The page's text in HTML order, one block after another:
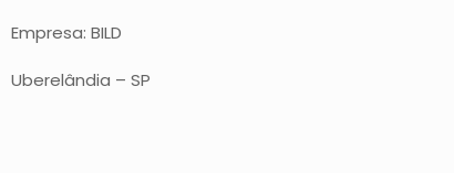
Empresa: BILD
Uberelândia – SP